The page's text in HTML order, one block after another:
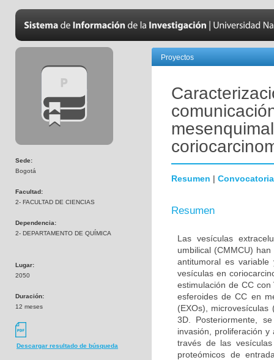
Sede:
Bogotá
Facultad:
2- FACULTAD DE CIENCIAS
Dependencia:
2- DEPARTAMENTO DE QUÍMICA
Lugar:
2050
Duración:
12 meses
Descargar resultado de búsqueda
Proyectos
Resumen | Convocatoria
Resumen
Las vesículas
umbilical (CMMCU)
antitumoral es
vesículas en
estimulación de CC
esferoides de CC en
(EXOs),
3D. Posteriormente,
invasión, proliferación
través de las
proteómicos de